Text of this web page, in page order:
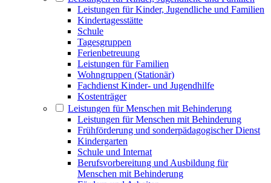
Leistungen für Kinder, Jugendliche und Familien
Kindertagesstätte
Schule
Tagesgruppen
Ferienbetreuung
Leistungen für Familien
Wohngruppen (Stationär)
Fachdienst Kinder- und Jugendhilfe
Kostenträger
Leistungen für Menschen mit Behinderung
Leistungen für Menschen mit Behinderung
Frühförderung und sonderpädagogischer Dienst
Kindergarten
Schule und Internat
Berufsvorbereitung und Ausbildung für
Menschen mit Behinderung